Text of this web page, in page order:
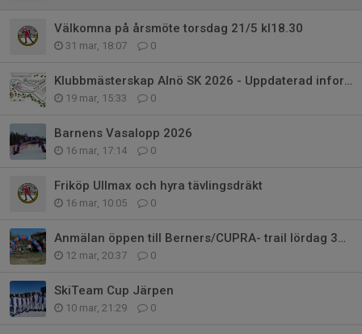
Välkomna på årsmöte torsdag 21/5 kl18.30
31 mar, 18:07 0
Klubbmästerskap Alnö SK 2026 - Uppdaterad information
19 mar, 15:33 0
Barnens Vasalopp 2026
16 mar, 17:14 0
Friköp Ullmax och hyra tävlingsdräkt
16 mar, 10:05 0
Anmälan öppen till Berners/CUPRA- trail lördag 30 maj 2026
12 mar, 20:37 0
SkiTeam Cup Järpen
10 mar, 21:29 0